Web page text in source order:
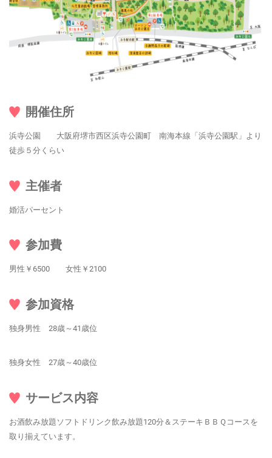
開催住所
浜寺公園 大阪府堺市西区浜寺公園町 南海本線「浜寺公園駅」より
徒歩５分くらい
主催者
婚活パーセント
参加費
男性￥6500 女性￥2100
参加資格
独身男性 28歳～41歳位
独身女性 27歳～40歳位
サービス内容
お酒飲み放題ソフトドリンク飲み放題120分＆ステーキＢＢＱコースを
取り揃えています。